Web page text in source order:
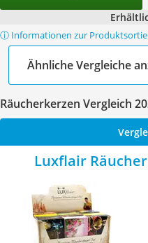
ⓘ Informationen zur
Ähnliche Vergleiche
Räucherkerzen Vergleich
Luxflair